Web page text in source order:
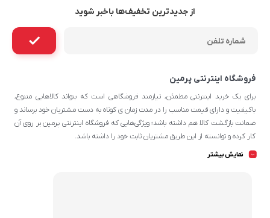
از جدیدترین تخفیف‌ها باخبر شوید
فروشگاه اینترنتی پرمین
برای یک خرید اینترنتی مطمئن، نیازمند فروشگاهی است که بتواند کالاهایی متنوع،
باکیفیت و دارای قیمت مناسب را در مدت زمان ی کوتاه به دست مشتریان خود برساند و
ضمانت بازگشت کالا هم داشته باشد؛ ویژگی‌هایی که فروشگاه اینترنتی پرمین بر روی آن‌
کار کرده و توانسته از این طریق مشتریان ثابت خود را داشته باشد.
چه محصولاتی در پرمین قابل سفارش
نمایش بیشتر